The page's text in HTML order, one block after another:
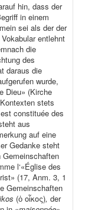
hin, dass der
in einem
sei als der der
entlehnt
die
des
daraus die
wurde,
Dieu» (Kirche
stets
constituée des
aus
auf eine
Gedanke steht
Gemeinschaften
l‘«Église des
(17, Anm. 3, 1
Gemeinschaften
(ὁ οἶκος), der